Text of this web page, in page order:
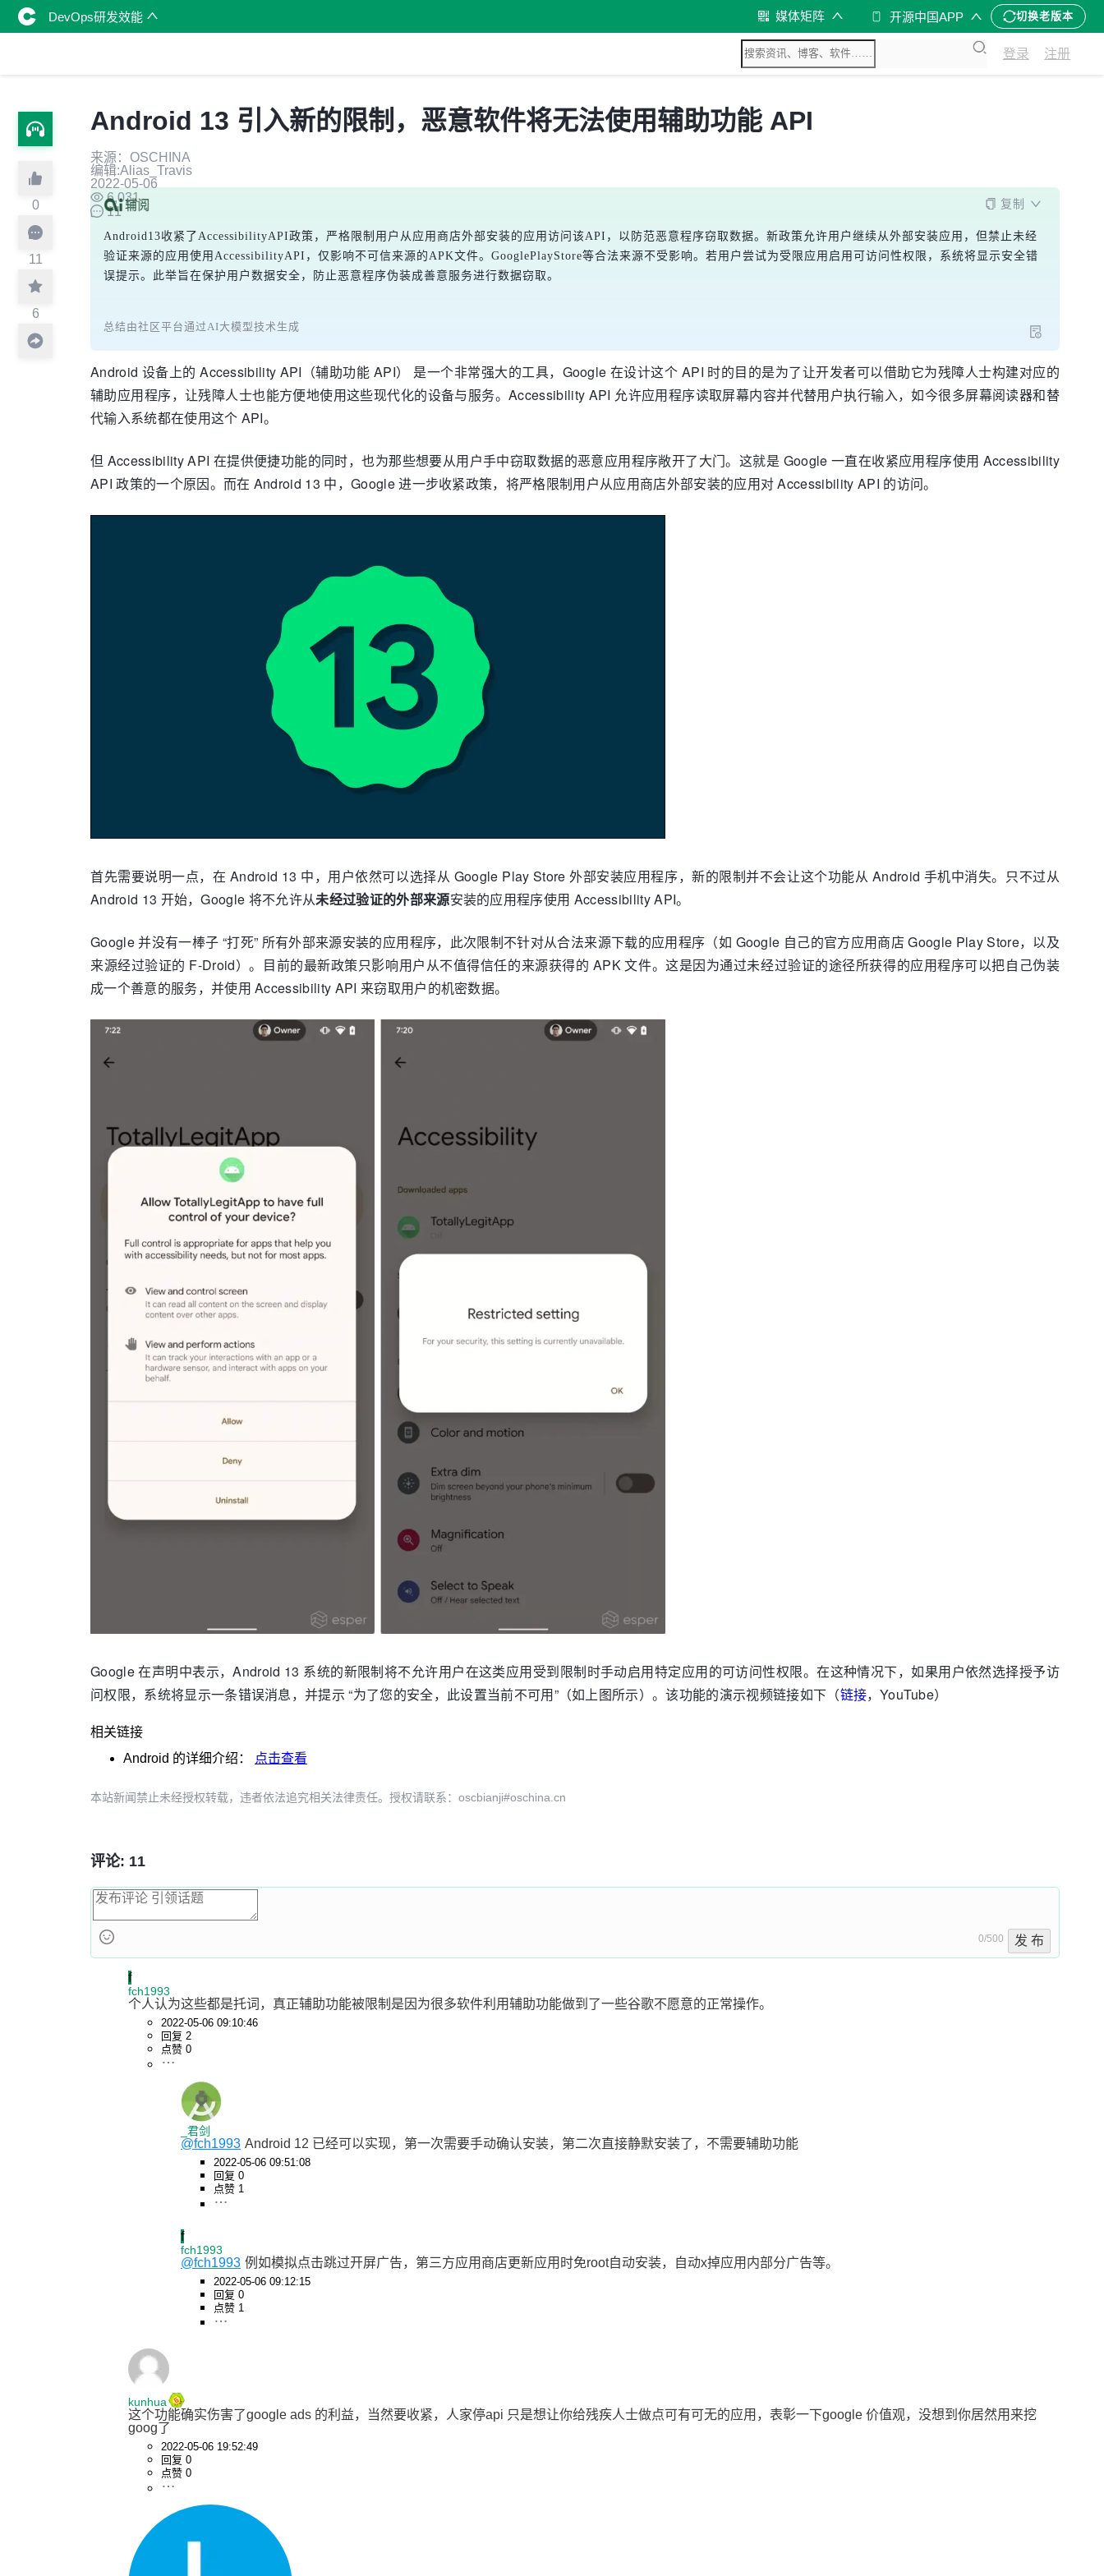
DevOps研发效能 媒体矩阵 开源中国APP 切换老版本
登录 注册
0
11
6
Android 13 引入新的限制，恶意软件将无法使用辅助功能 API
来源：OSCHINA
编辑:Alias_Travis
2022-05-06
6,031
11
复制
Android13收紧了AccessibilityAPI政策，严格限制用户从应用商店外部安装的应用访问该API，以防范恶意程序窃取数据。新政策允许用户继续从外部安装应用，但禁止未经
验证来源的应用使用AccessibilityAPI，仅影响不可信来源的APK文件。GooglePlayStore等合法来源不受影响。若用户尝试为受限应用启用可访问性权限，系统将显示安全错
误提示。此举旨在保护用户数据安全，防止恶意程序伪装成善意服务进行数据窃取。
总结由社区平台通过AI大模型技术生成
Android 设备上的 Accessibility API（辅助功能 API） 是一个非常强大的工具，Google 在设计这个 API 时的目的是为了让开发者可以借助它为残障人士构建对应的
辅助应用程序，让残障人士也能方便地使用这些现代化的设备与服务。Accessibility API 允许应用程序读取屏幕内容并代替用户执行输入，如今很多屏幕阅读器和替
代输入系统都在使用这个 API。
但 Accessibility API 在提供便捷功能的同时，也为那些想要从用户手中窃取数据的恶意应用程序敞开了大门。这就是 Google 一直在收紧应用程序使用 Accessibility
API 政策的一个原因。而在 Android 13 中，Google 进一步收紧政策，将严格限制用户从应用商店外部安装的应用对 Accessibility API 的访问。
首先需要说明一点，在 Android 13 中，用户依然可以选择从 Google Play Store 外部安装应用程序，新的限制并不会让这个功能从 Android 手机中消失。只不过从
Android 13 开始，Google 将不允许从未经过验证的外部来源安装的应用程序使用 Accessibility API。
Google 并没有一棒子 “打死” 所有外部来源安装的应用程序，此次限制不针对从合法来源下载的应用程序（如 Google 自己的官方应用商店 Google Play Store，以及
来源经过验证的 F-Droid）。目前的最新政策只影响用户从不值得信任的来源获得的 APK 文件。这是因为通过未经过验证的途径所获得的应用程序可以把自己伪装
成一个善意的服务，并使用 Accessibility API 来窃取用户的机密数据。
Google 在声明中表示，Android 13 系统的新限制将不允许用户在这类应用受到限制时手动启用特定应用的可访问性权限。在这种情况下，如果用户依然选择授予访
问权限，系统将显示一条错误消息，并提示 “为了您的安全，此设置当前不可用”（如上图所示）。该功能的演示视频链接如下（链接，YouTube）
相关链接
Android 的详细介绍： 点击查看
本站新闻禁止未经授权转载，违者依法追究相关法律责任。授权请联系：oscbianji#oschina.cn
评论: 11
0/500 发 布
f
fch1993
个人认为这些都是托词，真正辅助功能被限制是因为很多软件利用辅助功能做到了一些谷歌不愿意的正常操作。
2022-05-06 09:10:46
回复 2
点赞 0
_君剑
@fch1993 Android 12 已经可以实现，第一次需要手动确认安装，第二次直接静默安装了，不需要辅助功能
2022-05-06 09:51:08
回复 0
点赞 1
f
fch1993
@fch1993 例如模拟点击跳过开屏广告，第三方应用商店更新应用时免root自动安装，自动x掉应用内部分广告等。
2022-05-06 09:12:15
回复 0
点赞 1
kunhua
这个功能确实伤害了google ads 的利益，当然要收紧，人家停api 只是想让你给残疾人士做点可有可无的应用，表彰一下google 价值观，没想到你居然用来挖
goog了
2022-05-06 19:52:49
回复 0
点赞 0